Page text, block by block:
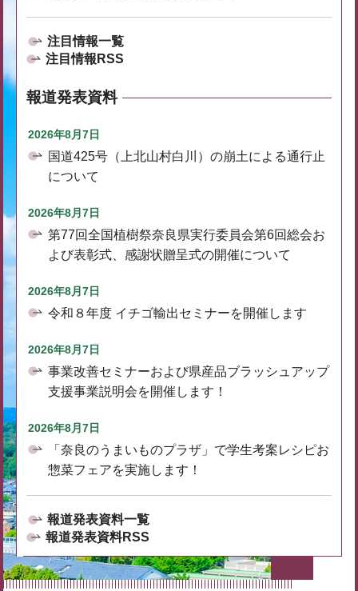
注目情報一覧
注目情報RSS
報道発表資料
2026年8月7日
国道425号（上北山村白川）の崩土による通行止
について
2026年8月7日
第77回全国植樹祭奈良県実行委員会第6回総会お
よび表彰式、感謝状贈呈式の開催について
2026年8月7日
令和８年度 イチゴ輸出セミナーを開催します
2026年8月7日
事業改善セミナーおよび県産品ブラッシュアップ
支援事業説明会を開催します！
2026年8月7日
「奈良のうまいものプラザ」で学生考案レシピお
惣菜フェアを実施します！
報道発表資料一覧
報道発表資料RSS